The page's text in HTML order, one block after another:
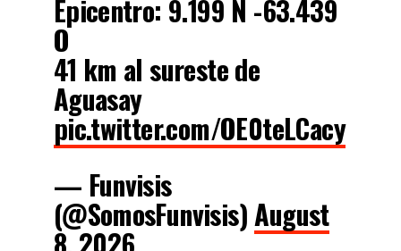
Epicentro: 9.199 N -63.439
O
41 km al sureste de
Aguasay
pic.twitter.com/OE0teLCacy
— Funvisis
(@SomosFunvisis) August